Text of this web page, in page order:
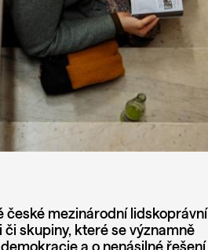
české mezinárodní lidskoprávní
skupiny, které se významně